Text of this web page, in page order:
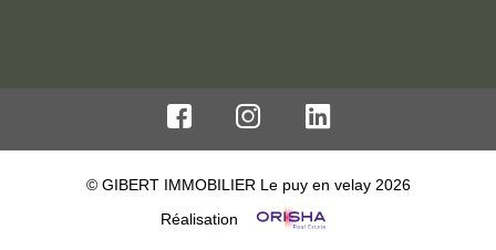
© GIBERT IMMOBILIER Le puy en velay 2026
Réalisation